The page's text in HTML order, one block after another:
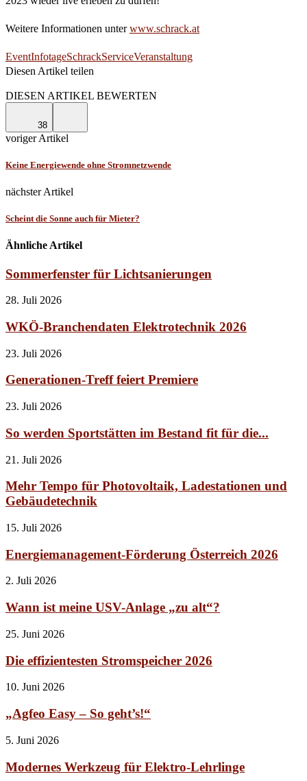
Weitere Informationen unterwww.schrack.at
EventInfotageSchrackServiceVeranstaltung
Diesen Artikel teilen
DIESEN ARTIKEL BEWERTEN
38
voriger Artikel
Keine Energiewende ohne Stromnetzwende
nächster Artikel
Scheint die Sonne auch für Mieter?
Ähnliche Artikel
Sommerfenster für Lichtsanierungen
28. Juli 2026
WKÖ-Branchendaten Elektrotechnik 2026
23. Juli 2026
Generationen-Treff feiert Premiere
23. Juli 2026
So werden Sportstätten im Bestand fit für die...
21. Juli 2026
Mehr Tempo für Photovoltaik, Ladestationen und
Gebäudetechnik
15. Juli 2026
Energiemanagement-Förderung Österreich 2026
2. Juli 2026
Wann ist meine USV-Anlage „zu alt“?
25. Juni 2026
Die effizientesten Stromspeicher 2026
10. Juni 2026
„Agfeo Easy – So geht’s!“
5. Juni 2026
Modernes Werkzeug für Elektro-Lehrlinge